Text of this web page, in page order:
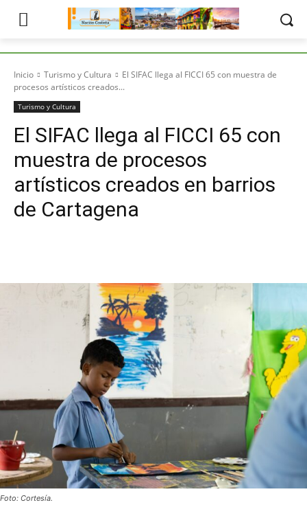
Inicio Turismo y Cultura
El SIFAC llega al FICCI 65 con muestra de
procesos artísticos creados...
Turismo y Cultura
El SIFAC llega al FICCI 65 con
muestra de procesos
artísticos creados en barrios
de Cartagena
Foto: Cortesía.